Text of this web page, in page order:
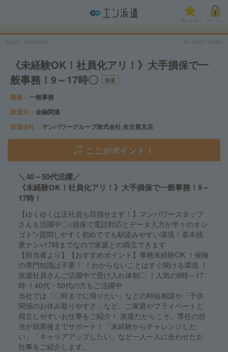
気になる!
No.MNGY1708958
《未経験OK！社員化アリ！》大手損保で一
般事務！9～17時〇
派遣
職種
一般事務
派遣先
金融関連
派遣会社
マンパワーグループ株式会社 名古屋支店
ここがポイント！
＼40～50代活躍／
《未経験OK！社員化アリ！》大手損保で一般事務！9～
17時！
【ゆくゆくは正社員も目指せます！】マンパワースタッフ
さんも活躍中〇<損保で電話対応とデータ入力が半々のオシ
ゴト*>質問しやすく初めてでも馴染みやすい環境！基本残
業ナシ×17時までなので家庭との両立できます
【担当者より】【おすすめポイント】事務未経験OK ！保険
の専門知識は不要！ ！わからないことはすぐ聞ける環境 ！
派遣社員さんご活躍中で受け入れ体制〇 ！人気の9時～17
時 ！40代・50代の方もご活躍中
当社では「〇時までに帰りたい」などの時短相談や「子供
関係のお休み取りやすさ」など、ご家庭やプライベートと
両立しやすいお仕事をご紹介！ 派遣だからこそ、専任の担
当が就業後までサポート！「未経験からチャレンジした
い」「キャリアアップしたい」など一人一人に合わせたお
仕事をご紹介します。